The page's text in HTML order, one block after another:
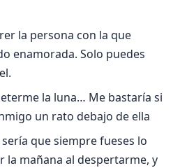
la persona con la que
enamorada. Solo puedes
la luna… Me bastarí­a si
un rato debajo de ella
que siempre fueses lo
la mañana al despertarme, y